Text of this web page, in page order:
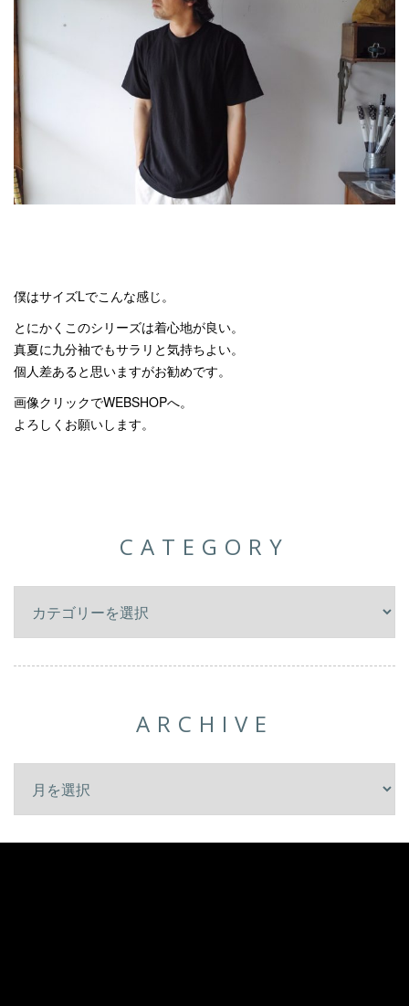
僕はサイズLでこんな感じ。
とにかくこのシリーズは着心地が良い。
真夏に九分袖でもサラリと気持ちよい。
個人差あると思いますがお勧めです。
画像クリックでWEBSHOPへ。
よろしくお願いします。
CATEGORY
ARCHIVE